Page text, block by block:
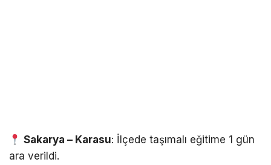
Sakarya – Karasu: İlçede taşımalı eğitime 1 gün
ara verildi.